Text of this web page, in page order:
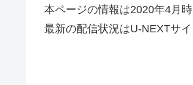
本ページの情報は2020年4月時
最新の配信状況はU-NEXTサ